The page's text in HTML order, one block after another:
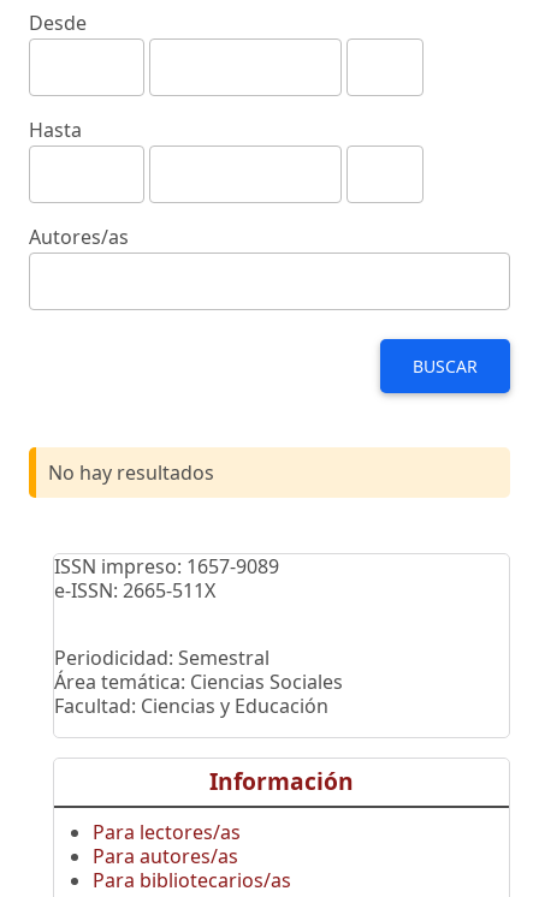
Desde
Hasta
Autores/as
BUSCAR
No hay resultados
ISSN impreso: 1657-9089
e-ISSN: 2665-511X
Periodicidad: Semestral
Área temática: Ciencias Sociales
Facultad: Ciencias y Educación
Información
Para lectores/as
Para autores/as
Para bibliotecarios/as